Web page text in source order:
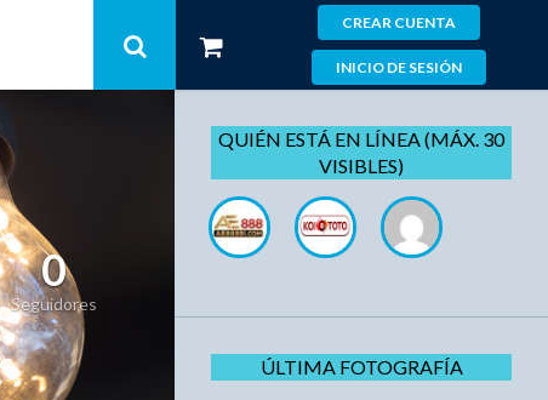
CREAR CUENTA
INICIO DE SESIÓN
0
Seguidores
QUIÉN ESTÁ EN LÍNEA (MÁX. 30
VISIBLES)
ÚLTIMA FOTOGRAFÍA